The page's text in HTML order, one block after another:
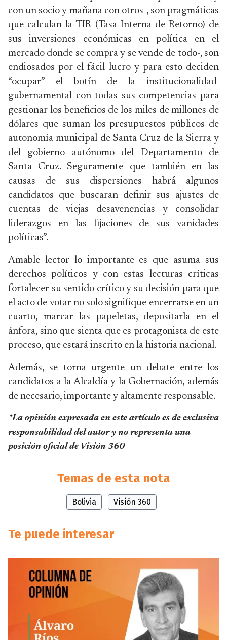
con un socio y mañana con otros-, son pragmáticas
que calculan la TIR (Tasa Interna de Retorno) de
sus inversiones económicas en política en el
mercado donde se compra y se vende de todo-, son
endiosados por el fácil lucro y para esto deciden
“ocupar” el botín de la institucionalidad
gubernamental con todas sus competencias para
gestionar los beneficios de los miles de millones de
dólares que suman los presupuestos públicos de
autonomía municipal de Santa Cruz de la Sierra y
del gobierno autónomo del Departamento de
Santa Cruz. Seguramente que también en las
causas de sus dispersiones habrá algunos
candidatos que buscaran definir sus ajustes de
cuentas de viejas desavenencias y consolidar
liderazgos en las fijaciones de sus vanidades
políticas”.
Amable lector lo importante es que asuma sus
derechos políticos y con estas lecturas críticas
fortalecer su sentido crítico y su decisión para que
el acto de votar no solo signifique encerrarse en un
cuarto, marcar las papeletas, depositarla en el
ánfora, sino que sienta que es protagonista de este
proceso, que estará inscrito en la historia nacional.
Además, se torna urgente un debate entre los
candidatos a la Alcaldía y la Gobernación, además
de necesario, importante y altamente responsable.
*La opinión expresada en este artículo es de exclusiva
responsabilidad del autor y no representa una
posición oficial de Visión 360
Temas de esta nota
Bolivia Visión 360
Te puede interesar